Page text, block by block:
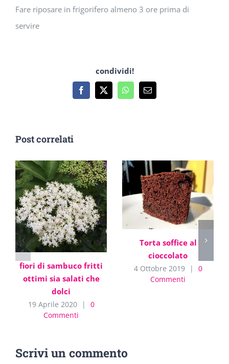
Fare riposare in frigorifero almeno 3 ore prima di
servire
condividi!
Facebook
X WhatsApp
Email
Post correlati
fiori di sambuco fritti
ottimi sia salati che
dolci
19 Aprile 2020 |
0
Commenti
Torta soffice al
cioccolato
4 Ottobre 2019 |
0
Commenti
Scrivi un commento